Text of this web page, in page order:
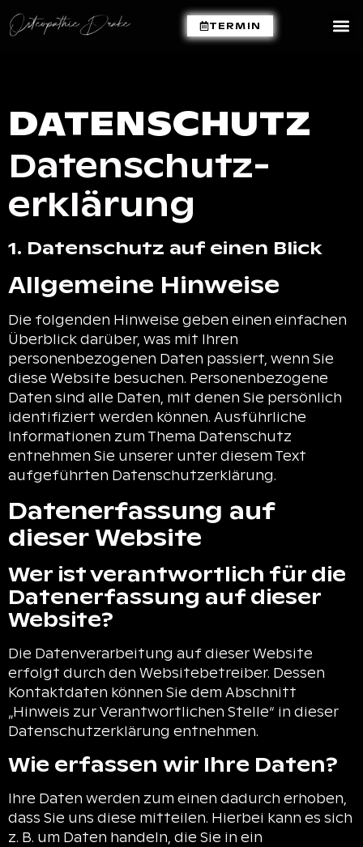
TERMIN
DATENSCHUTZ
Datenschutz­
erklärung
1. Datenschutz auf einen Blick
Allgemeine Hinweise
Die folgenden Hinweise geben einen einfachen
Überblick darüber, was mit Ihren
personenbezogenen Daten passiert, wenn Sie
diese Website besuchen. Personenbezogene
Daten sind alle Daten, mit denen Sie persönlich
identifiziert werden können. Ausführliche
Informationen zum Thema Datenschutz
entnehmen Sie unserer unter diesem Text
aufgeführten Datenschutzerklärung.
Datenerfassung auf
dieser Website
Wer ist verantwortlich für die
Datenerfassung auf dieser
Website?
Die Datenverarbeitung auf dieser Website
erfolgt durch den Websitebetreiber. Dessen
Kontaktdaten können Sie dem Abschnitt
„Hinweis zur Verantwortlichen Stelle“ in dieser
Datenschutzerklärung entnehmen.
Wie erfassen wir Ihre Daten?
Ihre Daten werden zum einen dadurch erhoben,
dass Sie uns diese mitteilen. Hierbei kann es sich
z. B. um Daten handeln, die Sie in ein